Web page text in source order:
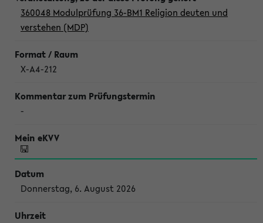
360048 Modulprüfung 36-BM1 Religion deuten und
verstehen (MDP)
X-A4-212
-
Donnerstag, 6. August 2026